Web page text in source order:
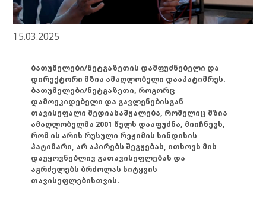
15.03.2025
ბათუმელები/ნეტგაზეთის დამფუძნებელი და
დირექტორი მზია ამაღლობელი დააპატიმრეს.
ბათუმელები/ნეტგაზეთი, როგორც
დამოუკიდებელი და გავლენებისგან
თავისუფალი მედიასაშუალება, რომელიც მზია
ამაღლობელმა 2001 წელს დააფუძნა, მიიჩნევს,
რომ ის არის რუსული რეჟიმის სინდისის
პატიმარი, არ აპირებს შეგუებას, ითხოვს მის
დაუყოვნებლივ გათავისუფლებას და
აგრძელებს ბრძოლას სიტყვის
თავისუფლებისთვის.